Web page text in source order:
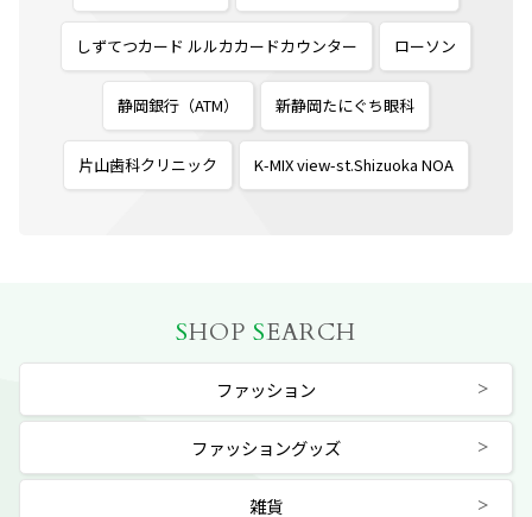
しずてつカード ルルカカードカウンター ローソン
静岡銀行（ATM） 新静岡たにぐち眼科
片山歯科クリニック K-MIX view-st.Shizuoka NOA
SHOP SEARCH
ファッション
ファッショングッズ
雑貨